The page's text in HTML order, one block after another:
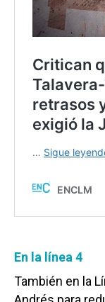
En la línea 4
También en la